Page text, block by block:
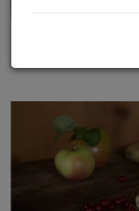
Rūgštynių sriuba